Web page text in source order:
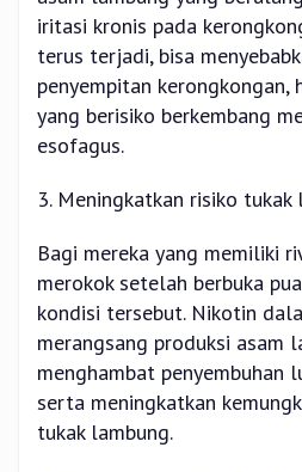
iritasi kronis pada
terus terjadi, bisa
penyempitan kerongkongan,
yang berisiko berkembang
esofagus.
3. Meningkatkan risiko tukak
Bagi mereka yang memiliki
merokok setelah berbuka
kondisi tersebut. Nikotin
merangsang produksi asam
menghambat penyembuhan
serta meningkatkan
tukak lambung.